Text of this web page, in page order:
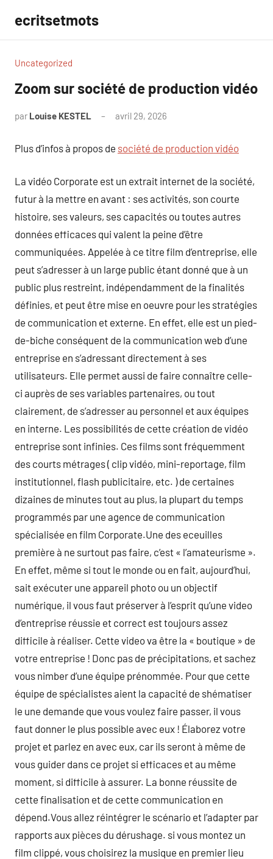
contenu
ecritsetmots
Uncategorized
Zoom sur société de production vidéo
par Louise KESTEL avril 29, 2026
Plus d’infos à propos de société de production vidéo
La vidéo Corporate est un extrait internet de la société,
futur à la mettre en avant : ses activités, son courte
histoire, ses valeurs, ses capacités ou toutes autres
données efficaces qui valent la peine d’être
communiquées. Appelée à ce titre film d’entreprise, elle
peut s’adresser à un large public étant donné que à un
public plus restreint, indépendamment de la finalités
définies, et peut être mise en oeuvre pour les stratégies
de communication et externe. En effet, elle est un pied-
de-biche conséquent de la communication web d’une
entreprise en s’adressant directement à ses
utilisateurs. Elle permet aussi de faire connaître celle-
ci auprès de ses variables partenaires, ou tout
clairement, de s’adresser au personnel et aux équipes
en interne. Les possibilités de cette création de vidéo
entreprise sont infinies. Ces films sont fréquemment
des courts métrages ( clip vidéo, mini-reportage, film
institutionnel, flash publicitaire, etc. ) de certaines
dizaines de minutes tout au plus, la plupart du temps
programmés par une agence de communication
spécialisée en film Corporate.Une des eceuilles
première à ne surtout pas faire, c’est « l’amateurisme ».
En effet, même si tout le monde ou en fait, aujourd’hui,
sait exécuter une appareil photo ou un objectif
numérique, il vous faut préserver à l’esprit qu’une video
d’entreprise réussie et correct est toujours assez
difficile à réaliser. Cette video va être la « boutique » de
votre entreprise ! Donc pas de précipitations, et sachez
vous nimber d’une équipe prénommée. Pour que cette
équipe de spécialistes aient la capacité de shématiser
le une demande que vous voulez faire passer, il vous
faut donner le plus possible avec eux ! Élaborez votre
projet et parlez en avec eux, car ils seront à même de
vous guider dans ce projet si efficaces et au même
moment, si difficile à assurer. La bonne réussite de
cette finalisation et de cette communication en
dépend.Vous allez réintégrer le scénario et l’adapter par
rapports aux pièces du dérushage. si vous montez un
film clippé, vous choisirez la musique en premier lieu